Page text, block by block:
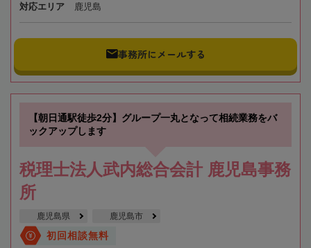
対応エリア 鹿児島
事務所にメールする
【朝日通駅徒歩2分】グループ一丸となって相続業務をバ
ックアップします
税理士法人武内総合会計 鹿児島事務
所
鹿児島県 鹿児島市
初回相談無料